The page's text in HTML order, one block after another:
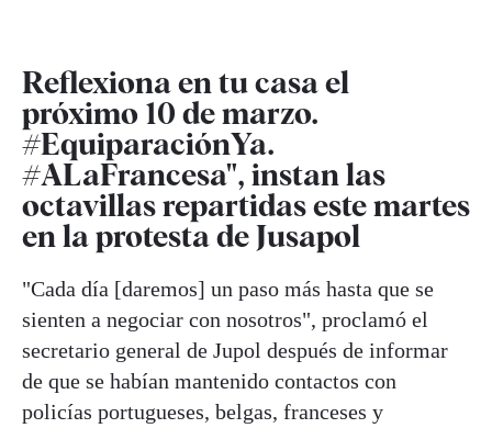
Reflexiona en tu casa el
próximo 10 de marzo.
#EquiparaciónYa.
#ALaFrancesa", instan las
octavillas repartidas este martes
en la protesta de Jusapol
"Cada día [daremos] un paso más hasta que se
sienten a negociar con nosotros", proclamó el
secretario general de Jupol después de informar
de que se habían mantenido contactos con
policías portugueses, belgas, franceses y